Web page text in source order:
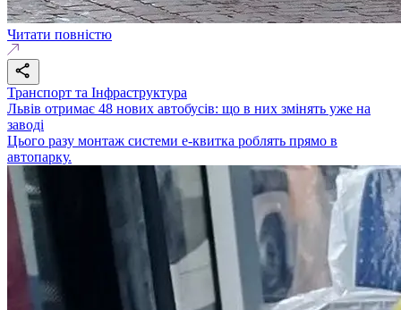
Читати повністю
Транспорт та Інфраструктура
Львів отримає 48 нових автобусів: що в них змінять уже на
заводі
Цього разу монтаж системи е-квитка роблять прямо в
автопарку.